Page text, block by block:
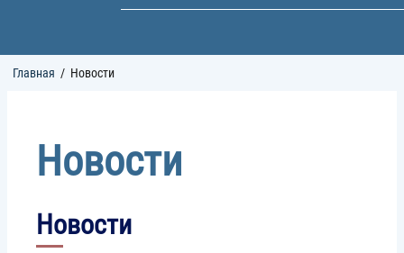
Строка
Главная Новости
Новости
Новости